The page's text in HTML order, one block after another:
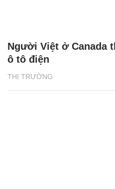
THỊ TRƯỜNG
Người Việt ở Canada
ô tô điện